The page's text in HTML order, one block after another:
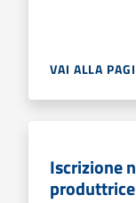
VAI ALLA
Iscrizione